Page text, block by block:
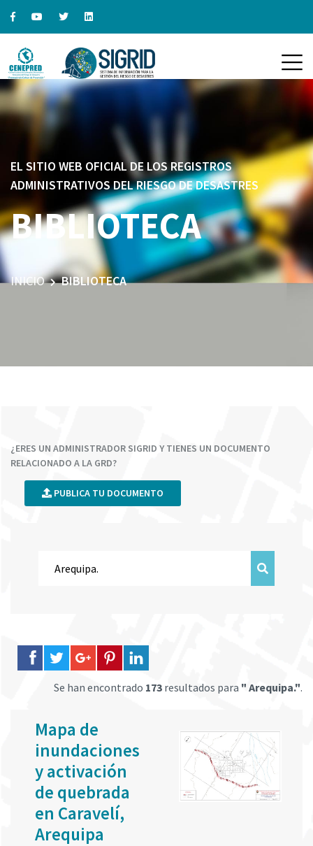
EL SITIO WEB OFICIAL DE LOS REGISTROS
ADMINISTRATIVOS DEL RIESGO DE DESASTRES
BIBLIOTECA
INICIO BIBLIOTECA
¿ERES UN ADMINISTRADOR SIGRID Y TIENES UN DOCUMENTO
RELACIONADO A LA GRD?
PUBLICA TU DOCUMENTO
Se han encontrado 173 resultados para " Arequipa.".
Mapa de
inundaciones
y activación
de quebrada
en Caravelí,
Arequipa